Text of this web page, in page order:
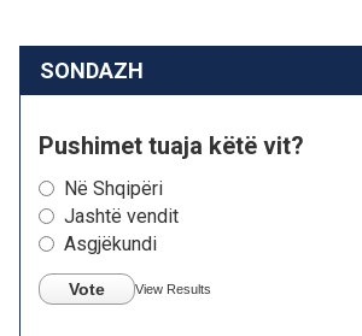
SONDAZH
Pushimet tuaja këtë vit?
Në Shqipëri
Jashtë vendit
Asgjëkundi
Vote View Results